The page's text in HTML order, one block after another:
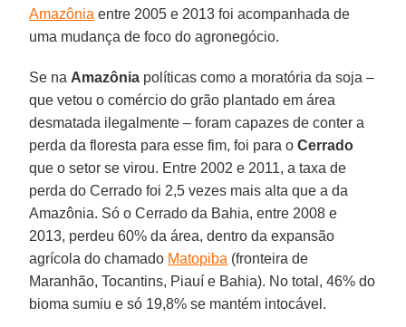
Amazônia entre 2005 e 2013 foi acompanhada de
uma mudança de foco do agronegócio.
Se na Amazônia políticas como a moratória da soja –
que vetou o comércio do grão plantado em área
desmatada ilegalmente – foram capazes de conter a
perda da floresta para esse fim, foi para oCerrado
que o setor se virou. Entre 2002 e 2011, a taxa de
perda do Cerrado foi 2,5 vezes mais alta que a da
Amazônia. Só o Cerrado da Bahia, entre 2008 e
2013, perdeu 60% da área, dentro da expansão
agrícola do chamado Matopiba (fronteira de
Maranhão, Tocantins, Piauí e Bahia). No total, 46% do
bioma sumiu e só 19,8% se mantém intocável.